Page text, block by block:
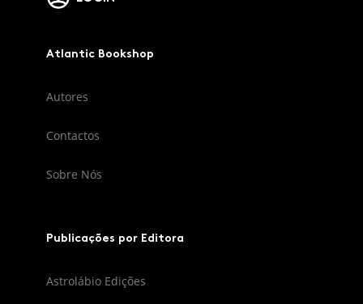
Atlantic Bookshop
Autores
Contactos
Sobre Nós
Publicações por Editora
Astrolábio Edições